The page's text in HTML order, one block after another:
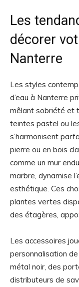
Les
décorer
Nanterre
Les styles
d’eau à Nanterre
mêlant sobriété et
teintes pastel ou
s’harmonisent
pierre ou en bois
comme un mur
marbre, dynamise
esthétique. Ces
plantes vertes
des étagères,
Les accessoires
personnalisation
métal noir, des
distributeurs de